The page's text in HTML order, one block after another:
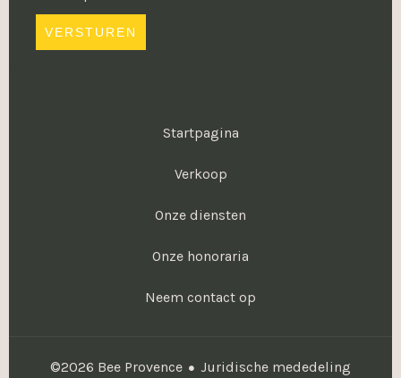
VERSTUREN
Startpagina
Verkoop
Onze diensten
Onze honoraria
Neem contact op
©2026 Bee Provence Juridische mededeling